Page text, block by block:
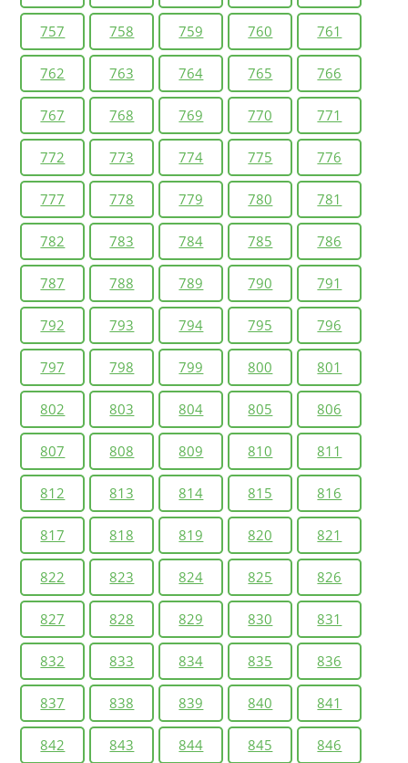
757 758 759 760 761
762 763 764 765 766
767 768 769 770 771
772 773 774 775 776
777 778 779 780 781
782 783 784 785 786
787 788 789 790 791
792 793 794 795 796
797 798 799 800 801
802 803 804 805 806
807 808 809 810 811
812 813 814 815 816
817 818 819 820 821
822 823 824 825 826
827 828 829 830 831
832 833 834 835 836
837 838 839 840 841
842 843 844 845 846